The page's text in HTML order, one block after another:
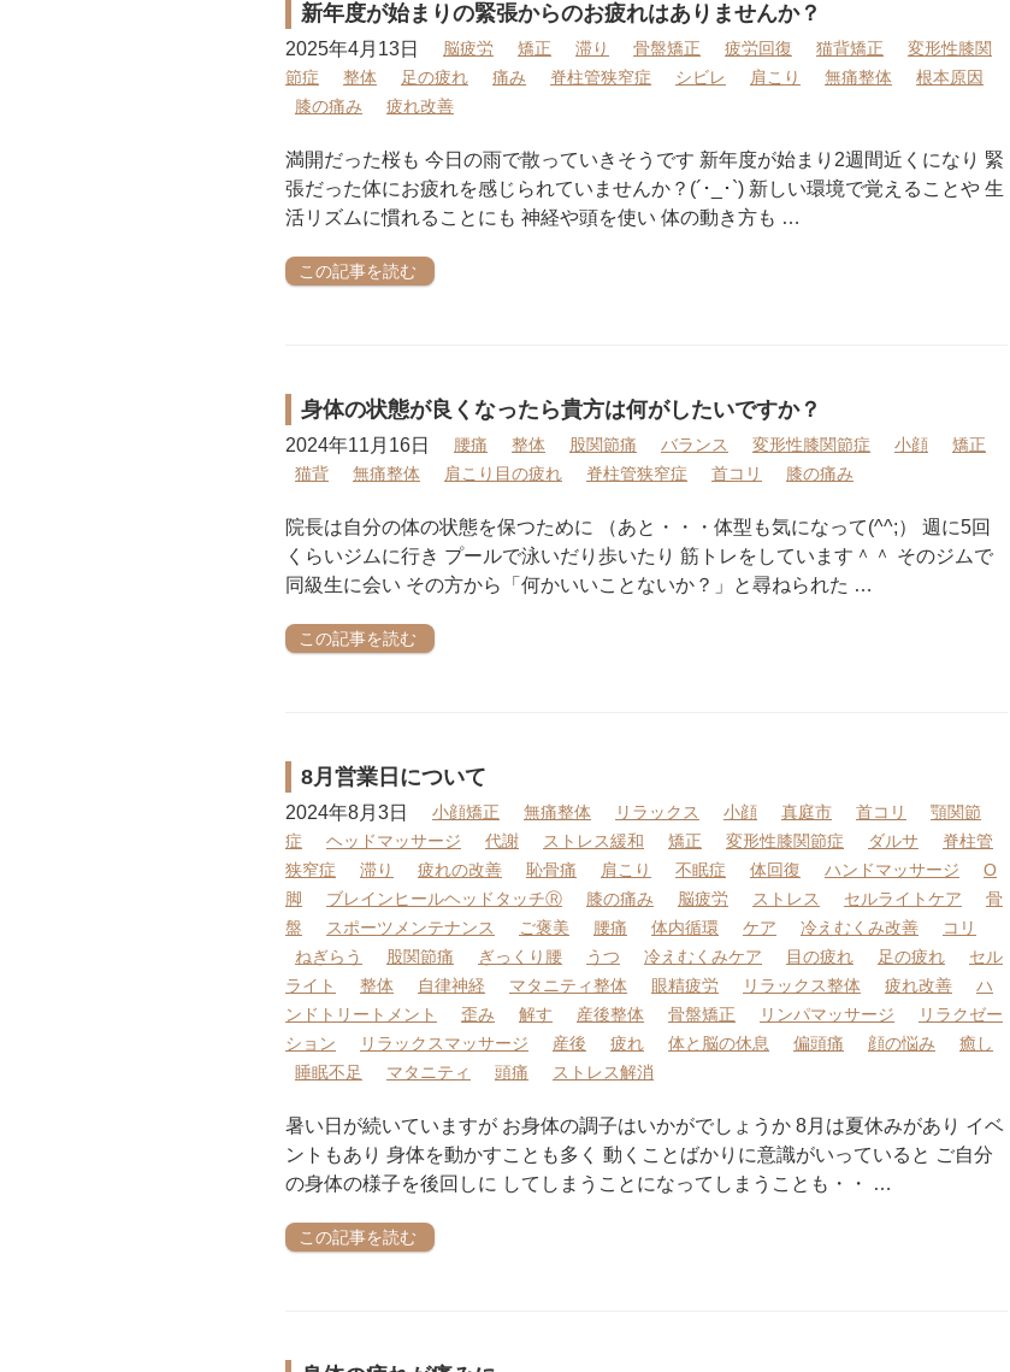
新年度が始まりの緊張からのお疲れはありませんか？
2025年4月13日 脳疲労 矯正 滞り 骨盤矯正 疲労回復 猫背矯正
変形性膝関
節症
整体 足の疲れ 痛み 脊柱管狭窄症 シビレ 肩こり 無痛整体
根本原因
膝の痛み
疲れ改善
満開だった桜も 今日の雨で散っていきそうです 新年度が始まり2週間近くになり 緊
張だった体にお疲れを感じられていませんか？(´･_･`) 新しい環境で覚えることや 生
活リズムに慣れることにも 神経や頭を使い 体の動き方も …
この記事を読む
身体の状態が良くなったら貴方は何がしたいですか？
2024年11月16日 腰痛 整体 股関節痛 バランス 変形性膝関節症 小顔
矯正
猫背
無痛整体 肩こり目の疲れ 脊柱管狭窄症 首コリ 膝の痛み
院長は自分の体の状態を保つために （あと・・・体型も気になって(^^;） 週に5回
くらいジムに行き プールで泳いだり歩いたり 筋トレをしています＾＾ そのジムで
同級生に会い その方から「何かいいことないか？」と尋ねられた …
この記事を読む
8月営業日について
2024年8月3日 小顔矯正 無痛整体 リラックス 小顔 真庭市 首コリ
顎関節
症
ヘッドマッサージ 代謝 ストレス緩和 矯正 変形性膝関節症 ダルサ
脊柱管
狭窄症
滞り 疲れの改善 恥骨痛 肩こり 不眠症 体回復 ハンドマッサージ
O
脚
ブレインヒールヘッドタッチⓇ 膝の痛み 脳疲労 ストレス セルライトケア
骨
盤
スポーツメンテナンス ご褒美 腰痛 体内循環 ケア 冷えむくみ改善
コリ
ねぎらう
股関節痛 ぎっくり腰 うつ 冷えむくみケア 目の疲れ 足の疲れ
セル
ライト
整体 自律神経 マタニティ整体 眼精疲労 リラックス整体 疲れ改善
ハ
ンドトリートメント
歪み 解す 産後整体 骨盤矯正 リンパマッサージ
リラクゼー
ション
リラックスマッサージ 産後 疲れ 体と脳の休息 偏頭痛 顔の悩み
癒し
睡眠不足
マタニティ 頭痛 ストレス解消
暑い日が続いていますが お身体の調子はいかがでしょうか 8月は夏休みがあり イベ
ントもあり 身体を動かすことも多く 動くことばかりに意識がいっていると ご自分
の身体の様子を後回しに してしまうことになってしまうことも・・ …
この記事を読む